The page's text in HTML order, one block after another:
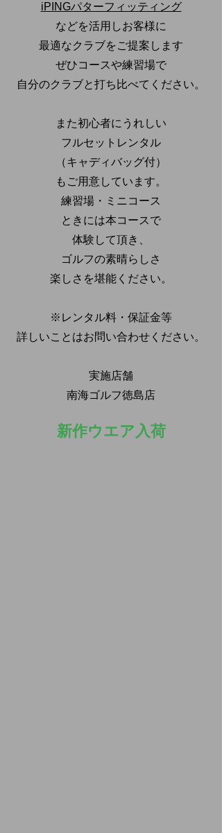
iPINGパターフィッティング
などを活用しお客様に
最適なクラブをご提案します
ぜひコースや練習場で
自分のクラブと打ち比べてください。
また初心者にうれしい
フルセットレンタル
（キャディバッグ付）
もご用意しています。
練習場・ミニコース
ときには本コースで
体験して頂き、
ゴルフの素晴らしさ
楽しさを堪能ください。
※レンタル料・保証金等
詳しいことはお問い合わせください。
実施店舗
南海ゴルフ徳島店
新作ウエア入荷